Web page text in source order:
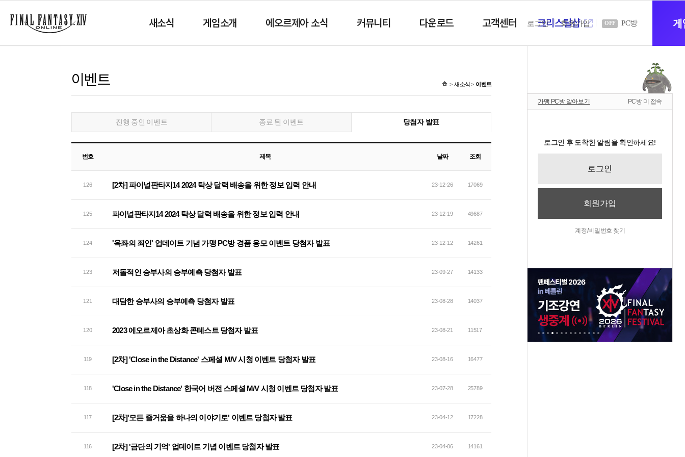
새소식 게임소개 에오르제아 소식 커뮤니티 다운로드 고객센터 크리스탈샵새
로그인 회원가입 OFF PC방
이벤트 새소식 이벤트
진행 중인 이벤트 종료 된 이벤트 당첨자 발표
번호 제목 날짜 조회
126 [2차] 파이널판타지14 2024 탁상 달력 배송을 위한 정보 입력 안내 23-12-26 17069
125 파이널판타지14 2024 탁상 달력 배송을 위한 정보 입력 안내 23-12-19 49687
124 '옥좌의 죄인' 업데이트 기념 가맹 PC방 경품 응모 이벤트 당첨자 발표 23-12-12 14261
123 저돌적인 승부사의 승부예측 당첨자 발표 23-09-27 14133
121 대담한 승부사의 승부예측 당첨자 발표 23-08-28 14037
120 2023 에오르제아 초상화 콘테스트 당첨자 발표 23-08-21 11517
119 [2차] 'Close in the Distance' 스페셜 M/V 시청 이벤트 당첨자 발표 23-08-16 16477
118 'Close in the Distance' 한국어 버전 스페셜 M/V 시청 이벤트 당첨자 발표 23-07-28 25789
117 [2차]'모든 즐거움을 하나의 이야기로' 이벤트 당첨자 발표 23-04-12 17228
116 [2차] '금단의 기억' 업데이트 기념 이벤트 당첨자 발표 23-04-06 14161
가맹 PC방 알아보기 PC방 미 접속
로그인 후 도착한 알림을 확인하세요!
로그인
회원가입
계정/비밀번호 찾기